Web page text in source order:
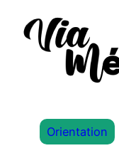
Orientation